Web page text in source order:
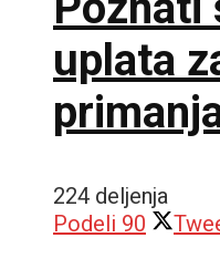
uplata
224 deljenja
Podeli 90